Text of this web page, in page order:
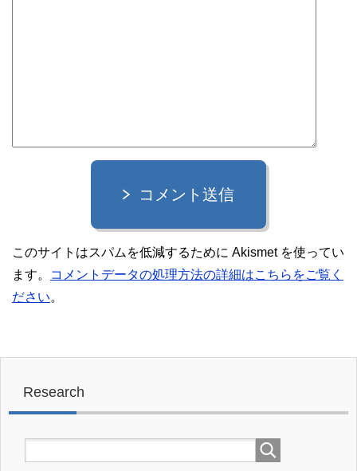
コメント送信
このサイトはスパムを低減するために Akismet を使ってい
ます。
コメントデータの処理方法の詳細はこちらをご覧く
ださい。
Research